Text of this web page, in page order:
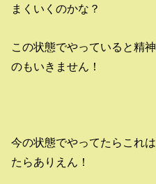
まくいくのかな？
この状態でやっていると精
のもいきません！
今の状態でやってたらこれ
たらありえん！